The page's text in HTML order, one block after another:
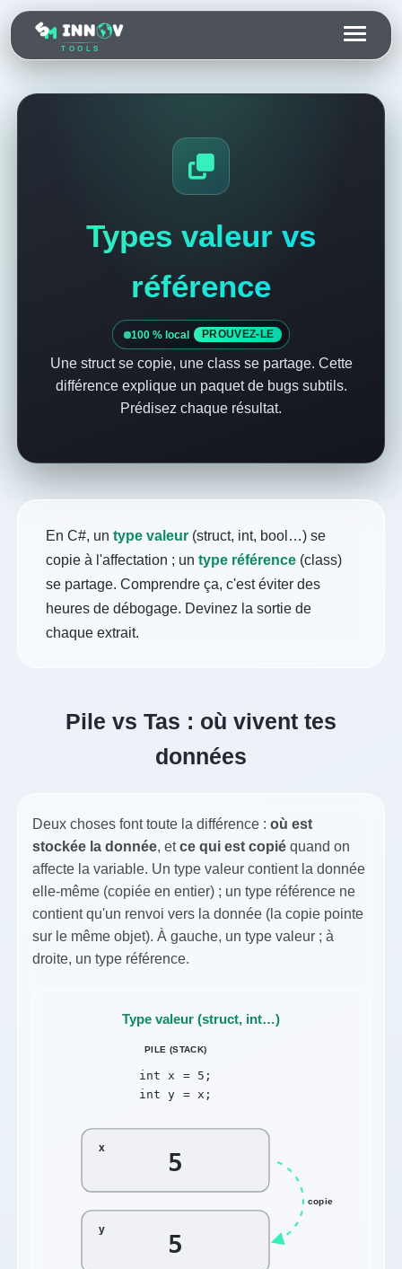
TOOLS
Types valeur vs
référence
100 % local PROUVEZ-LE
Une struct se copie, une class se partage. Cette
différence explique un paquet de bugs subtils.
Prédisez chaque résultat.
En C#, un type valeur(struct, int, bool…) se
copie à l'affectation ; un type référence(class)
se partage. Comprendre ça, c'est éviter des
heures de débogage. Devinez la sortie de
chaque extrait.
Pile vs Tas : où vivent tes
données
Deux choses font toute la différence :où est
stockée la donnée, etce qui est copié quand on
affecte la variable. Un type valeur contient la donnée
elle-même (copiée en entier) ; un type référence ne
contient qu'un renvoi vers la donnée (la copie pointe
sur le même objet). À gauche, un type valeur ; à
droite, un type référence.
Type valeur (struct, int…)
PILE (STACK)
int x = 5;
int y = x;
x
5
y
5
copie